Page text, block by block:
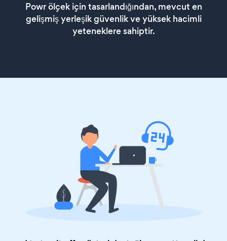
Powr ölçek için tasarlandığından, mevcut en
gelişmiş yerleşik güvenlik ve yüksek hacimli
yeteneklere sahiptir.